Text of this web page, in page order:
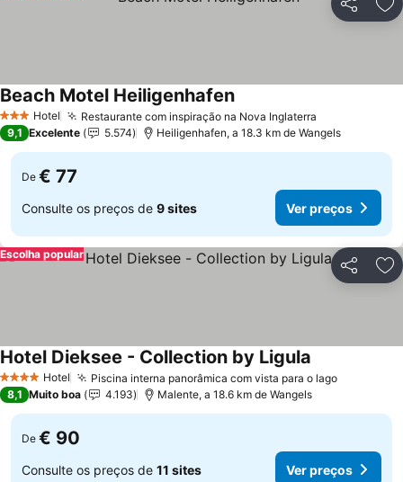
Partilhar
3 EstrelasHotel Restaurante com inspiração na Nova Inglaterra
Beach Motel HeiligenhafenVer preços
9,1 Excelente 5.574 Heiligenhafen, a 18.3 km de Wangels
De € 77
Consulte os preços de 9 sites Ver preços
Partilhar
Escolha popular
4 EstrelasHotel Piscina interna panorâmica com vista para o lagoVer
Hotel Dieksee - Collection by Ligula
8,1 Muito boa 4.193 Malente, a 18.6 km de Wangels
De € 90
Consulte os preços de 11 sites Ver preços